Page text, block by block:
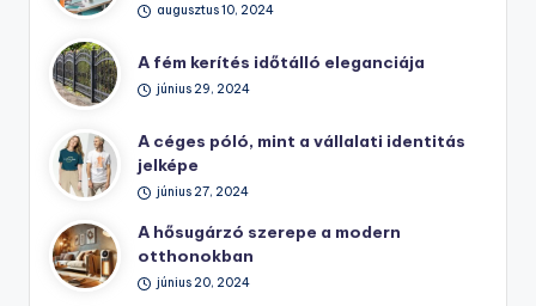
augusztus 10, 2024
A fém kerítés időtálló eleganciája
június 29, 2024
A céges póló, mint a vállalati identitás
jelképe
június 27, 2024
A hősugárzó szerepe a modern
otthonokban
június 20, 2024